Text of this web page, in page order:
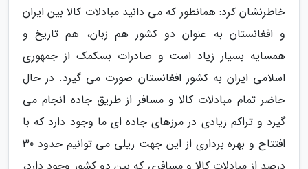
خاطرنشان کرد: همانطور که می دانید مبادلات کالا بین ایران
و افغانستان به عنوان دو کشور هم زبان، هم تاریخ و
همسایه بسیار زیاد است و صادرات بسکمک از جمهوری
اسلامی ایران به کشور افغانستان صورت می گیرد. در حال
حاضر تمام مبادلات کالا و مسافر از طریق جاده انجام می
گیرد و تراکم زیادی در مرزهای جاده ای ما وجود دارد که با
افتتاح و بهره برداری از این جهت ریلی می توانیم حدود 30